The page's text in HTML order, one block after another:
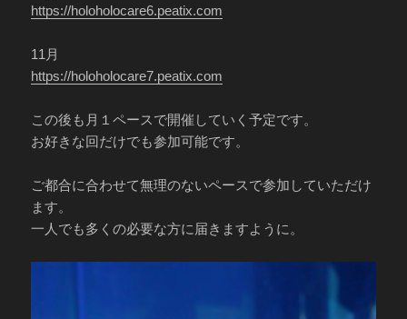
https://holoholocare6.peatix.com
11月
https://holoholocare7.peatix.com
この後も月１ペースで開催していく予定です。
お好きな回だけでも参加可能です。
ご都合に合わせて無理のないペースで参加していただけ
ます。
一人でも多くの必要な方に届きますように。